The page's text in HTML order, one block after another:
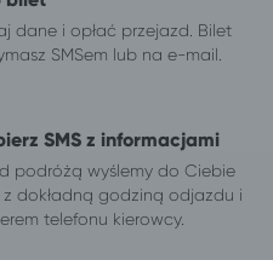
dane i opłać przejazd. Bilet
SMSem lub na e-mail.
SMS z informacjami
podróżą wyślemy do Ciebie
z dokładną godziną odjazdu i
telefonu kierowcy.